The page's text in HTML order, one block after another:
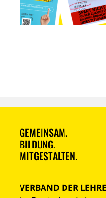
GEMEINSAM.
BILDUNG.
MITGESTALTEN.
VERBAND DER